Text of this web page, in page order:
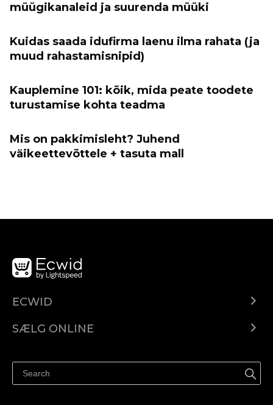
müügikanaleid ja suurenda müüki
Kuidas saada idufirma laenu ilma rahata (ja
muud rahastamisnipid)
Kauplemine 101: kõik, mida peate toodete
turustamise kohta teadma
Mis on pakkimisleht? Juhend
väikeettevõttele + tasuta mall
ECWID
Pris
SÆLG ONLINE
Sælg på Facebook
Sælg på Instagram